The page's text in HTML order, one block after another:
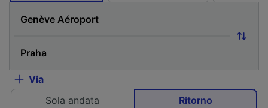
Via
Sola andata
Ritorno